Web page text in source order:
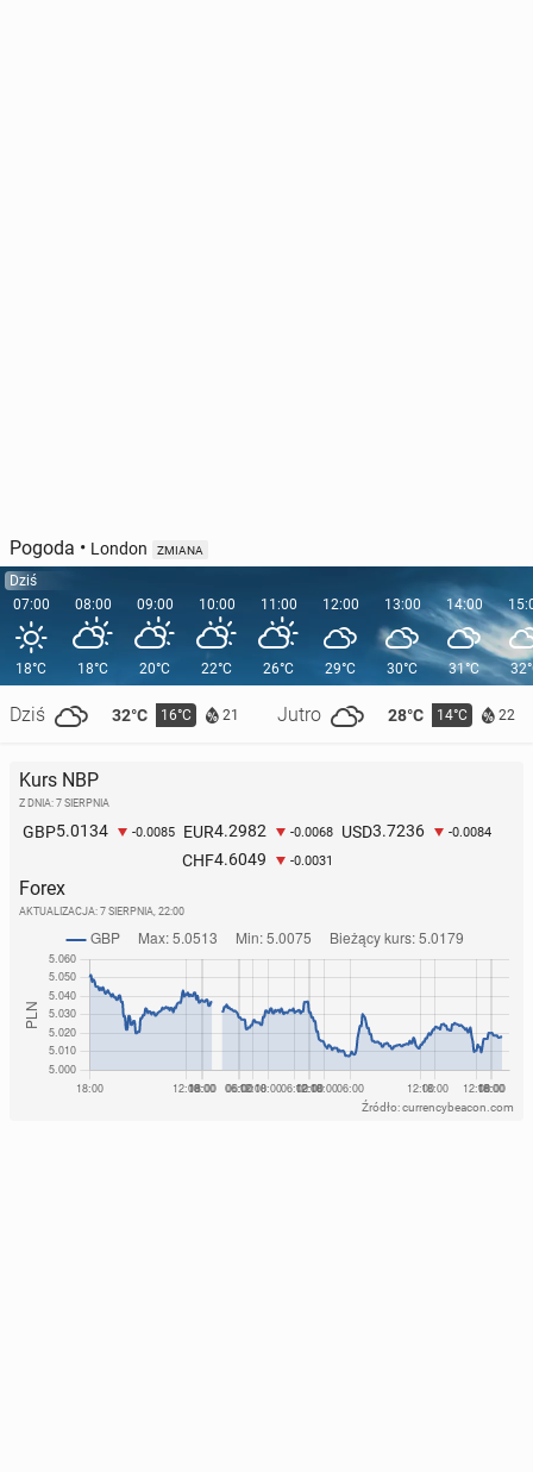
Pogoda • London ZMIANA
Dziś
07:00
18°C
Dziś 32°C 16°C 21 Jutro 28°C 14°C 22
08:00
18°C
09:00
20°C
10:00
22°C
11:00
26°C
12:00
29°C
13:00
30°C
14:00
31°C
Kurs NBP
Z DNIA: 7 SIERPNIA
GBP5.0134 -0.0085 EUR4.2982 -0.0068 USD3.7236 -0.0084
CHF4.6049 -0.0031
Forex
AKTUALIZACJA: 7 SIERPNIA, 22:00
Źródło: currencybeacon.com